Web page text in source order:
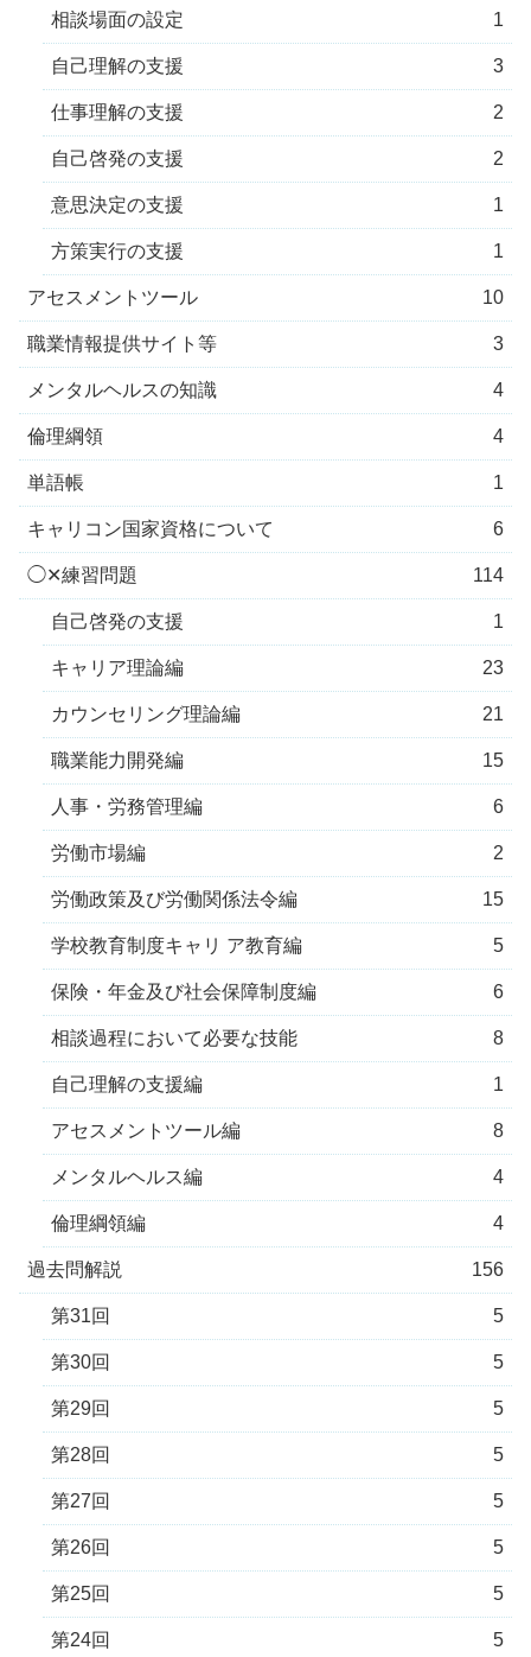
相談場面の設定 1
自己理解の支援 3
仕事理解の支援 2
自己啓発の支援 2
意思決定の支援 1
方策実行の支援 1
アセスメントツール 10
職業情報提供サイト等 3
メンタルヘルスの知識 4
倫理綱領 4
単語帳 1
キャリコン国家資格について 6
◯✕練習問題 114
自己啓発の支援 1
キャリア理論編 23
カウンセリング理論編 21
職業能力開発編 15
人事・労務管理編 6
労働市場編 2
労働政策及び労働関係法令編 15
学校教育制度キャリ ア教育編 5
保険・年金及び社会保障制度編 6
相談過程において必要な技能 8
自己理解の支援編 1
アセスメントツール編 8
メンタルヘルス編 4
倫理綱領編 4
過去問解説 156
第31回 5
第30回 5
第29回 5
第28回 5
第27回 5
第26回 5
第25回 5
第24回 5